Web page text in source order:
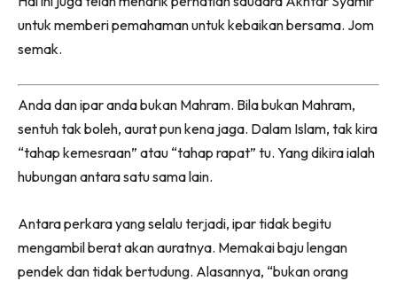
untuk memberi pemahaman untuk kebaikan bersama. Jom
semak.
Anda dan ipar anda bukan Mahram. Bila bukan Mahram,
sentuh tak boleh, aurat pun kena jaga. Dalam Islam, tak kira
“tahap kemesraan” atau “tahap rapat” tu. Yang dikira ialah
hubungan antara satu sama lain.
Antara perkara yang selalu terjadi, ipar tidak begitu
mengambil berat akan auratnya. Memakai baju lengan
pendek dan tidak bertudung. Alasannya, “bukan orang